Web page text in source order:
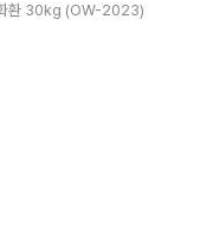
환 30kg (OW-2023)